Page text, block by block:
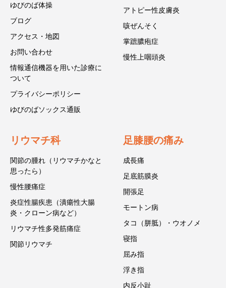
ゆびのば体操
ブログ
アクセス・地図
お問い合わせ
情報通信機器を用いた診療に
ついて
プライバシーポリシー
ゆびのばソックス通販
アトピー性皮膚炎
咳ぜんそく
掌蹠膿疱症
慢性上咽頭炎
リウマチ科
関節の腫れ（リウマチかなと
思ったら）
慢性腰痛症
炎症性腸疾患（潰瘍性大腸
炎・クローン病など）
リウマチ性多発筋痛症
関節リウマチ
足膝腰の痛み
成長痛
足底筋膜炎
開張足
モートン病
タコ（胼胝）・ウオノメ
寝指
屈み指
浮き指
内反小趾